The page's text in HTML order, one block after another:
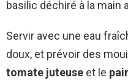
basilic déchiré à la main
Servir avec une eau
doux, et prévoir des
tomate juteuse et le